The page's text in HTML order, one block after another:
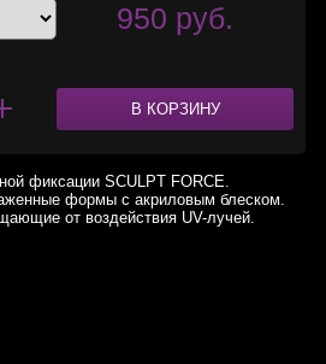
950 руб.
В КОРЗИНУ
фиксации SCULPT FORCE.
формы с акриловым блеском.
от воздействия UV-лучей.